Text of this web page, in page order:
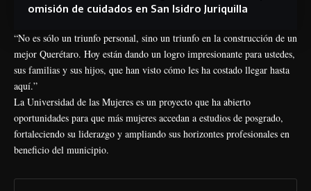
omisión de cuidados en San Isidro Juriquilla
“No es sólo un triunfo personal, sino un triunfo en la construcción de un
mejor Querétaro. Hoy están dando un logro impresionante para ustedes,
sus familias y sus hijos, que han visto cómo les ha costado llegar hasta
aquí.”
La Universidad de las Mujeres es un proyecto que ha abierto
oportunidades para que más mujeres accedan a estudios de posgrado,
fortaleciendo su liderazgo y ampliando sus horizontes profesionales en
beneficio del municipio.